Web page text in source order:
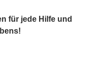
für jede Hilfe und